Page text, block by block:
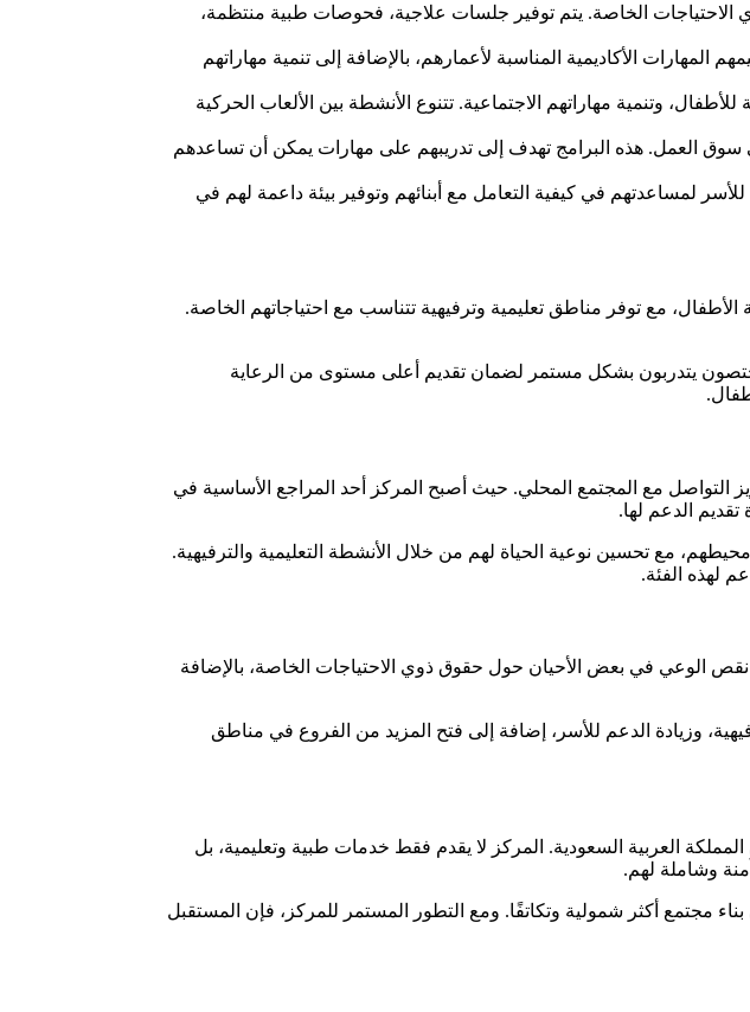
الخاصة. يتم توفير جلسات علاجية، فحوصات طبية منتظمة،
المهارات الأكاديمية المناسبة لأعمارهم، بالإضافة إلى تنمية مهاراتهم
وتنمية مهاراتهم الاجتماعية. تتنوع الأنشطة بين الألعاب الحركية
سوق العمل. هذه البرامج تهدف إلى تدريبهم على مهارات يمكن أن تساعدهم
لمساعدتهم في كيفية التعامل مع أبنائهم وتوفير بيئة داعمة لهم في
مع توفر مناطق تعليمية وترفيهية تتناسب مع احتياجاتهم الخاصة.
يتدربون بشكل مستمر لضمان تقديم أعلى مستوى من الرعاية
التواصل مع المجتمع المحلي. حيث أصبح المركز أحد المراجع الأساسية في
الدعم لها.
مع تحسين نوعية الحياة لهم من خلال الأنشطة التعليمية والترفيهية.
لهذه الفئة.
نقص الوعي في بعض الأحيان حول حقوق ذوي الاحتياجات الخاصة، بالإضافة
وزيادة الدعم للأسر، إضافة إلى فتح المزيد من الفروع في مناطق
المملكة العربية السعودية. المركز لا يقدم فقط خدمات طبية وتعليمية، بل
وشاملة لهم.
مجتمع أكثر شمولية وتكاتفًا. ومع التطور المستمر للمركز، فإن المستقبل